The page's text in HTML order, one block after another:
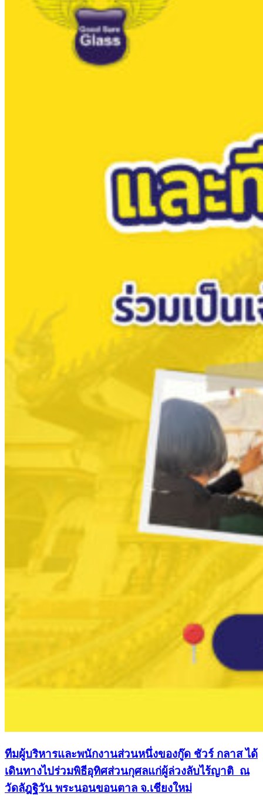
ทีมผู้บริหารและพนักงานส่วนหนึ่งของกู๊ด ชัวร์ กลาส ได้
เดินทางไปร่วมพิธีอุทิศส่วนกุศลแก่ผู้ล่วงลับไร้ญาติ ณ
วัดลัฎฐิวัน พระนอนขอนตาล จ.เชียงใหม่